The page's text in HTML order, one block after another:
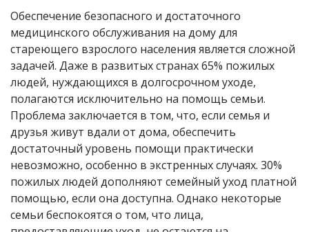
Обеспечение безопасного и достаточного
медицинского обслуживания на дому для
стареющего взрослого населения является сложной
задачей. Даже в развитых странах 65% пожилых
людей, нуждающихся в долгосрочном уходе,
полагаются исключительно на помощь семьи.
Проблема заключается в том, что, если семья и
друзья живут вдали от дома, обеспечить
достаточный уровень помощи практически
невозможно, особенно в экстренных случаях. 30%
пожилых людей дополняют семейный уход платной
помощью, если она доступна. Однако некоторые
семьи беспокоятся о том, что лица,